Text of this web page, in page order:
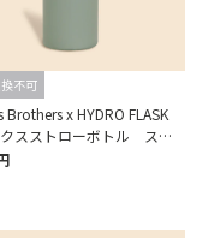
不可
Brothers x HYDRO FLASK
スストローボトル スタ
マウス 21oz